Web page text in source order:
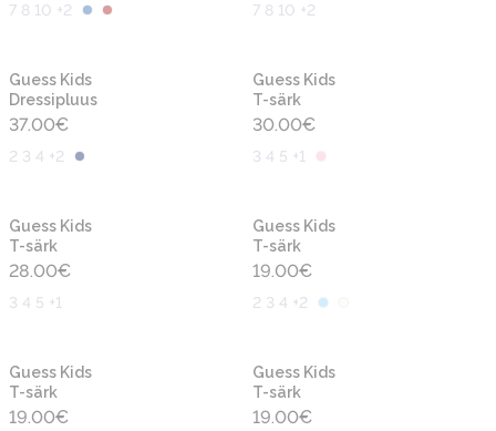
7 8 10 +2 7 8 10 +2
Guess Kids
Dressipluus
37.00€
2 3 4 +2
Guess Kids
T-särk
30.00€
3 4 5 +1
Guess Kids
T-särk
28.00€
3 4 5 +1
Guess Kids
T-särk
19.00€
2 3 4 +2
Guess Kids
T-särk
19.00€
Guess Kids
T-särk
19.00€